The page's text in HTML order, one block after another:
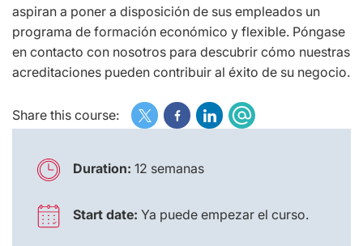
aspiran a poner a disposición de sus empleados un
programa de formación económico y flexible. Póngase
en contacto con nosotros para descubrir cómo nuestras
acreditaciones pueden contribuir al éxito de su negocio.
Share this course:
Duration: 12 semanas
Start date: Ya puede empezar el curso.